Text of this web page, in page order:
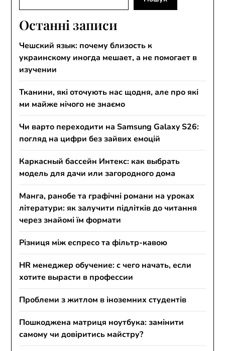
Останні записи
Чешский язык: почему близость к
украинскому иногда мешает, а не помогает в
изучении
Тканини, які оточують нас щодня, але про які
ми майже нічого не знаємо
Чи варто переходити на Samsung Galaxy S26:
погляд на цифри без зайвих емоцій
Каркасный бассейн Интекс: как выбрать
модель для дачи или загородного дома
Манга, ранобе та графічні романи на уроках
літератури: як залучити підлітків до читання
через знайомі їм формати
Різниця між еспресо та фільтр-кавою
HR менеджер обучение: с чего начать, если
хотите вырасти в профессии
Проблеми з житлом в іноземних студентів
Пошкоджена матриця ноутбука: замінити
самому чи довіритись майстру?